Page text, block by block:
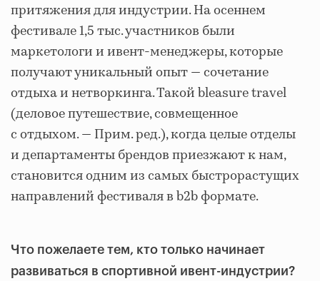
притяжения для индустрии. На осеннем
фестивале 1,5 тыс. участников были
маркетологи и ивент-менеджеры, которые
получают уникальный опыт — сочетание
отдыха и нетворкинга. Такой bleasure travel
(деловое путешествие, совмещенное
с отдыхом. — Прим. ред.), когда целые отделы
и департаменты брендов приезжают к нам,
становится одним из самых быстрорастущих
направлений фестиваля в b2b формате.
Что пожелаете тем, кто только начинает
развиваться в спортивной ивент-индустрии?